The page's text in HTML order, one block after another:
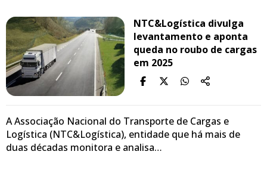
NTC&Logística divulga
levantamento e aponta
queda no roubo de cargas
em 2025
A Associação Nacional do Transporte de Cargas e
Logística (NTC&Logística), entidade que há mais de
duas décadas monitora e analisa…